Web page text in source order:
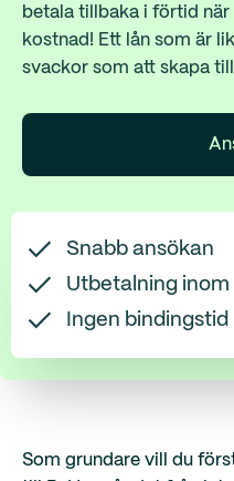
betala tillbaka i förtid
kostnad! Ett lån som är
svackor som att skapa
Snabb ansökan
Utbetalning inom
Ingen bindingstid
Som grundare vill du